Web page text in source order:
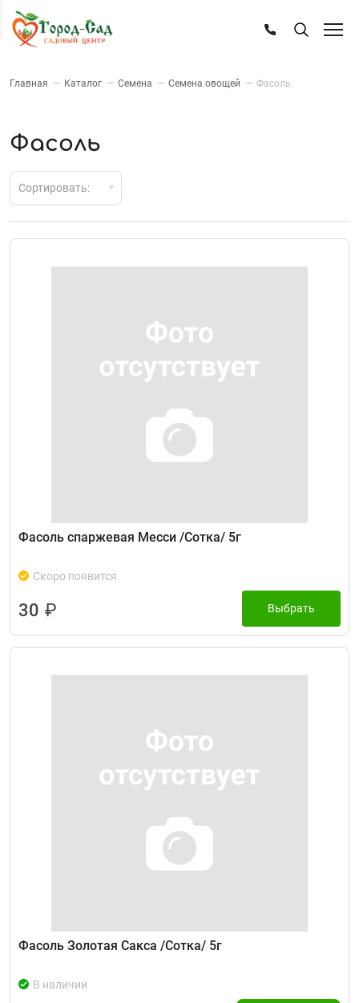
Главная — Каталог — Семена — Семена овощей — Фасоль
Фасоль
Сортировать:
Фасоль спаржевая Месси /Сотка/ 5г
Скоро появится
30 ₽ Выбрать
Фасоль Золотая Сакса /Сотка/ 5г
В наличии